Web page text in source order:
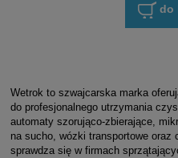
do
Wetrok to szwajcarska marka
do profesjonalnego utrzymania
automaty szorująco-zbierające,
na sucho, wózki transportowe
sprawdza się w firmach